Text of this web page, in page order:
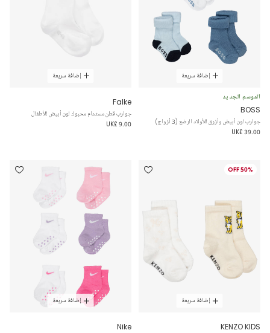
إضافة سريعة
الموسم الجديد
BOSS
جوارب لون أبيض وأزرق للأولاد الرضع (3 أزواج)
UK£ 39.00
إضافة سريعة
Falke
جوارب قطن مستدام محبوك لون أبيض للأطفال
UK£ 9.00
50% OFF
إضافة سريعة
KENZO KIDS
إضافة سريعة
Nike